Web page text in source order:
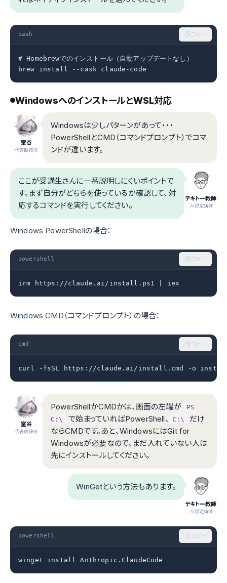
bash コピー
# Homebrewでのインストール（自動アップデートなし）
brew install --cask claude-code
WindowsへのインストールとWSL対応
室谷
代表取締役
Windowsは少しパターンがあって・・・
PowerShellとCMD（コマンドプロンプト）でコマ
ンドが違います。
テキトー教師
.AI認定講師
ここが受講生さんに一番説明しにくいポイントで
す。まず自分がどちらを使っているか確認して、対
応するコマンドを実行してください。
Windows PowerShellの場合：
powershell コピー
irm https://claude.ai/install.ps1 | iex
Windows CMD（コマンドプロンプト）の場合：
cmd コピー
curl -fsSL https://claude.ai/install.cmd -o
室谷
代表取締役
PowerShellかCMDかは、画面の左端が
PS
C:\
で始まっていればPowerShell、 C:\
だけ
ならCMDです。あと、WindowsにはGit for
Windowsが必要なので、まだ入れていない人は
先にインストールしてください。
テキトー教師
.AI認定講師
WinGetという方法もあります。
powershell コピー
winget install Anthropic.ClaudeCode